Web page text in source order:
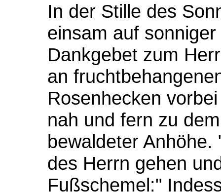
In der Stille des
einsam auf
Dankgebet zum
an
Rosenhecken
nah und fern zu
bewaldeter
des Herrn gehen
Fußschemel:"